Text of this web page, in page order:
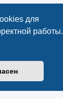
для
работы.